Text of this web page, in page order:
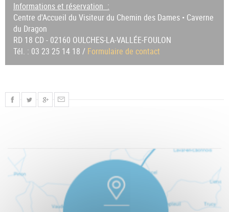
Informations et réservation :
Centre d'Accueil du Visiteur du Chemin des Dames • Caverne
du Dragon
RD 18 CD - 02160 OULCHES-LA-VALLÉE-FOULON
Tél. : 03 23 25 14 18 / Formulaire de contact